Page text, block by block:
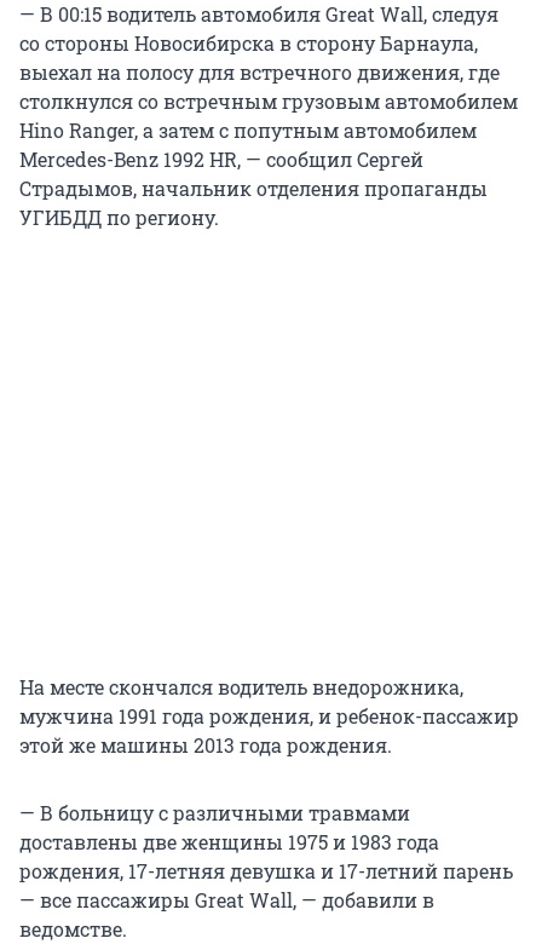
— В 00:15 водитель автомобиля Great Wall, следуя
со стороны Новосибирска в сторону Барнаула,
выехал на полосу для встречного движения, где
столкнулся со встречным грузовым автомобилем
Hino Ranger, а затем с попутным автомобилем
Mercedes-Benz 1992 HR, — сообщил Сергей
Страдымов, начальник отделения пропаганды
УГИБДД по региону.
На месте скончался водитель внедорожника,
мужчина 1991 года рождения, и ребенок-пассажир
этой же машины 2013 года рождения.
— В больницу с различными травмами
доставлены две женщины 1975 и 1983 года
рождения, 17-летняя девушка и 17-летний парень
— все пассажиры Great Wall, — добавили в
ведомстве.